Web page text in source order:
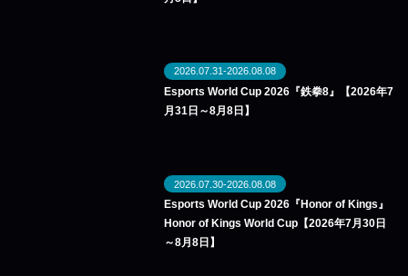
2026.07.31-2026.08.08
Esports World Cup 2026『鉄拳8』【2026年7
月31日～8月8日】
2026.07.30-2026.08.08
Esports World Cup 2026『Honor of Kings』
Honor of Kings World Cup【2026年7月30日
～8月8日】